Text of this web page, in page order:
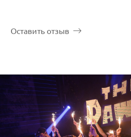
Оставить отзыв